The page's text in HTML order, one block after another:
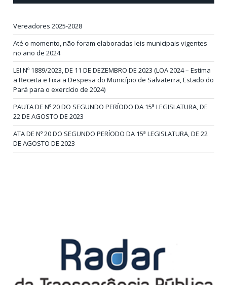
Vereadores 2025-2028
Até o momento, não foram elaboradas leis municipais vigentes
no ano de 2024
LEI Nº 1889/2023, DE 11 DE DEZEMBRO DE 2023 (LOA 2024 – Estima
a Receita e Fixa a Despesa do Município de Salvaterra, Estado do
Pará para o exercício de 2024)
PAUTA DE Nº 20 DO SEGUNDO PERÍODO DA 15ª LEGISLATURA, DE
22 DE AGOSTO DE 2023
ATA DE Nº 20 DO SEGUNDO PERÍODO DA 15ª LEGISLATURA, DE 22
DE AGOSTO DE 2023